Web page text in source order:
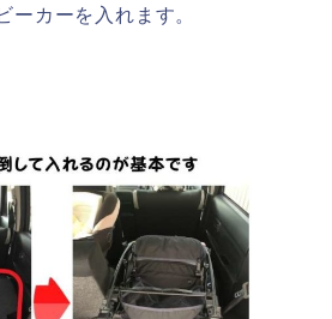
ーカーを入れます。